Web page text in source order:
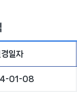
일자
01-08